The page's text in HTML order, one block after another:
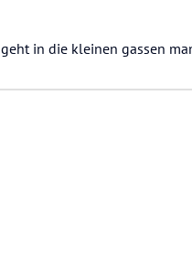
geht in die kleinen gassen